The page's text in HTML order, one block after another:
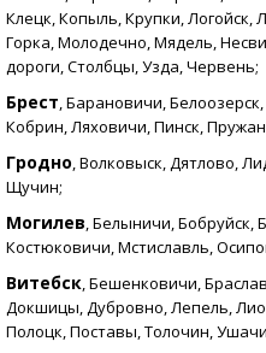
Клецк, Копыль, Крупки,
Горка, Молодечно, Мядель,
дороги, Столбцы, Узда, Червень;
Брест, Барановичи,
Кобрин, Ляховичи, Пинск,
Гродно, Волковыск, Дятлово,
Щучин;
Могилев, Белыничи, Бобруйск,
Костюковичи, Мстиславль,
Витебск, Бешенковичи,
Докшицы, Дубровно, Лепель,
Полоцк, Поставы, Толочин,